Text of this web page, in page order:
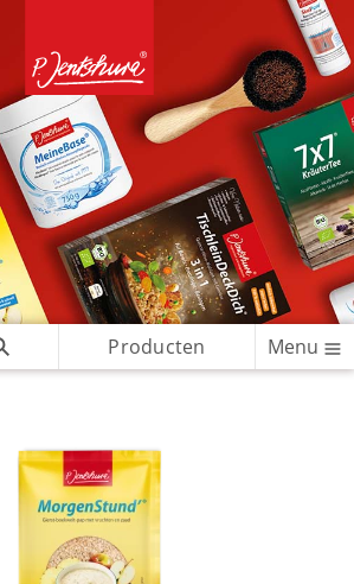
Producten Menu